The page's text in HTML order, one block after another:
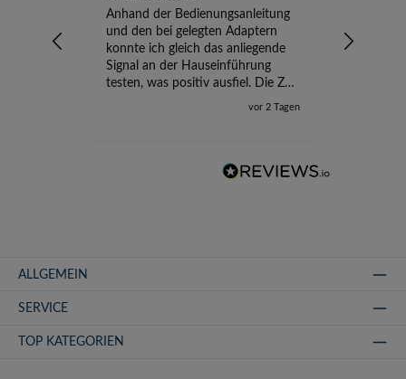
Anhand der Bedienungsanleitung
und den bei gelegten Adaptern
konnte ich gleich das anliegende
Signal an der Hauseinführung
testen, was positiv ausfiel. Die Zeit
der Ungewissheit ist jetzt vorbei,
vor 2 Tagen
ALLGEMEIN
SERVICE
TOP KATEGORIEN